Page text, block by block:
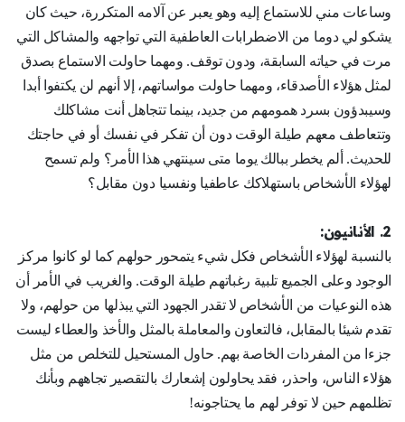
وساعات مني للاستماع إليه وهو يعبر عن آلامه المتكررة، حيث كان
يشكو لي دوما من الاضطرابات العاطفية التي تواجهه والمشاكل التي
مرت في حياته السابقة، ودون توقف. ومهما حاولت الاستماع بصدق
لمثل هؤلاء الأصدقاء، ومهما حاولت مواساتهم، إلا أنهم لن يكتفوا أبدا
وسيبدؤون بسرد همومهم من جديد، بينما تتجاهل أنت مشاكلك
وتتعاطف معهم طيلة الوقت دون أن تفكر في نفسك أو في حاجتك
للحديث. ألم يخطر ببالك يوما متى سينتهي هذا الأمر؟ ولم تسمح
لهؤلاء الأشخاص باستهلاكك عاطفيا ونفسيا دون مقابل؟
2. الأنانيون:
بالنسبة لهؤلاء الأشخاص فكل شيء يتمحور حولهم كما لو كانوا مركز
الوجود وعلى الجميع تلبية رغباتهم طيلة الوقت. والغريب في الأمر أن
هذه النوعيات من الأشخاص لا تقدر الجهود التي يبذلها من حولهم، ولا
تقدم شيئا بالمقابل، فالتعاون والمعاملة بالمثل والأخذ والعطاء ليست
جزءا من المفردات الخاصة بهم. حاول المستحيل للتخلص من مثل
هؤلاء الناس، واحذر، فقد يحاولون إشعارك بالتقصير تجاههم وبأنك
تظلمهم حين لا توفر لهم ما يحتاجونه!